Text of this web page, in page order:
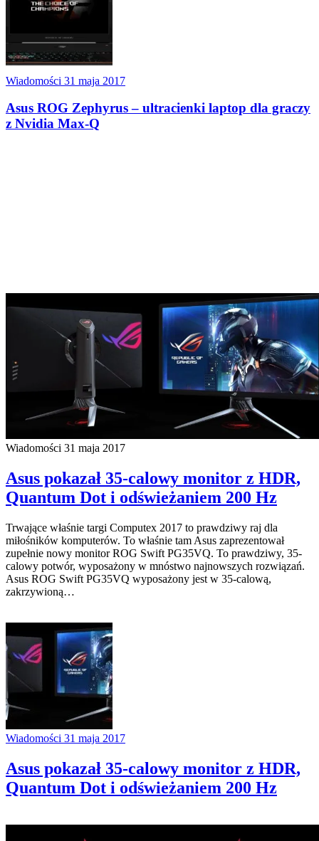
Wiadomości 31 maja 2017
Asus ROG Zephyrus – ultracienki laptop dla graczy
z Nvidia Max-Q
Wiadomości 31 maja 2017
Asus pokazał 35-calowy monitor z HDR,
Quantum Dot i odświeżaniem 200 Hz
Trwające właśnie targi Computex 2017 to prawdziwy raj dla
miłośników komputerów. To właśnie tam Asus zaprezentował
zupełnie nowy monitor ROG Swift PG35VQ. To prawdziwy, 35-
calowy potwór, wyposażony w mnóstwo najnowszych rozwiązań.
Asus ROG Swift PG35VQ wyposażony jest w 35-calową,
zakrzywioną…
Wiadomości 31 maja 2017
Asus pokazał 35-calowy monitor z HDR,
Quantum Dot i odświeżaniem 200 Hz